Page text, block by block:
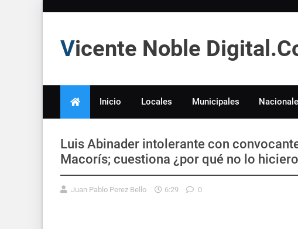
Vicente Noble
Inicio Locales Municipales
Luis Abinader intolerante con
Macorís; cuestiona ¿por qué no lo
Juan Pablo Perez Bello 6:29 0